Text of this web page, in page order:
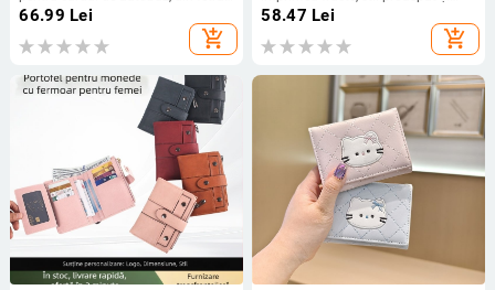
cu căptușeală din nailon, design
66.99 Lei
add_shopping_cart
dulce, pentru femei, geantă agățată
58.47 Lei
add_shopping_cart